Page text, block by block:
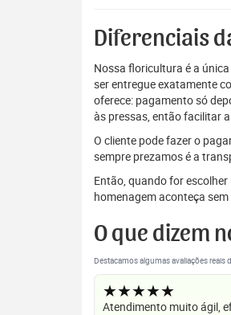
Diferenciais
Nossa floricultura é a
ser entregue exatamente
oferece: pagamento só
às pressas, então facilitar
O cliente pode fazer o
sempre prezamos é a
Então, quando for
homenagem aconteça
O que dizem
Destacamos algumas avaliações reais
★★★★★
Atendimento muito ágil,